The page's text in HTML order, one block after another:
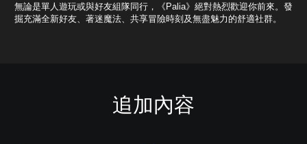
無論是單人遊玩或與好友組隊同行，《Palia》絕對熱烈歡迎你前來。發
掘充滿全新好友、著迷魔法、共享冒險時刻及無盡魅力的舒適社群。
追加內容